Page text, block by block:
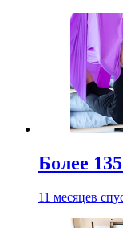
Более
11 месяцев